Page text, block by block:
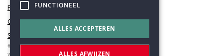
Privacy
Cookiestatement
Sitemap
#codedwithlove byCodelines
FUNCTIONEEL
ALLES ACCEPTEREN
ALLES AFWIJZEN